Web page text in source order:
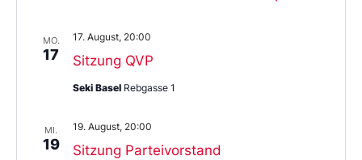
MO.
17 Sitzung QVP
17. August, 20:00
Seki Basel Rebgasse 1
MI.
19 Sitzung Parteivorstand
19. August, 20:00